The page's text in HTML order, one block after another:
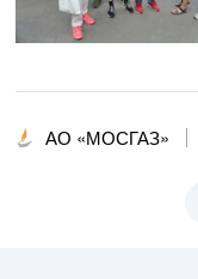
АО «МОСГАЗ»